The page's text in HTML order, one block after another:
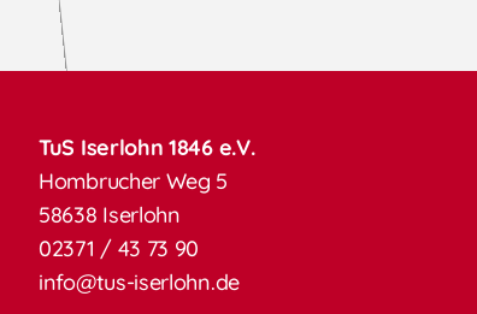
TuS Iserlohn 1846 e.V.
Hombrucher Weg 5
58638 Iserlohn
02371 / 43 73 90
info@tus-iserlohn.de